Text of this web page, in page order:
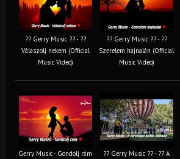
?? Gerry Music ?? - ??
Válaszolj nekem (Official
Music Video)
?? Gerry Music ?? - ??
Szerelem hajnalán (Official
Music Video)
Gerry Music - Gondolj rám
?? Gerry Music ?? - ?? A